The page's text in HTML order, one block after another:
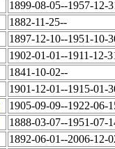
1899-08-05--1957-12-
1882-11-25--
1897-12-10--1951-10-
1902-01-01--1911-12-
1841-10-02--
1901-12-01--1915-01-
1905-09-09--1922-06-
1888-03-07--1951-07-
1892-06-01--2006-12-